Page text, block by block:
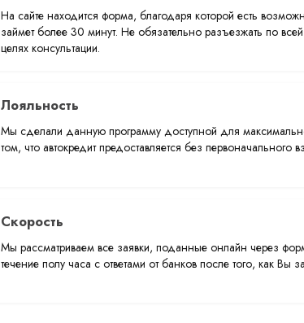
На сайте находится форма, благодаря которой есть
займет более 30 минут. Не обязательно разъезжать по
целях консультации.
Лояльность
Мы сделали данную программу доступной для
том, что автокредит предоставляется без первоначального
Скорость
Мы рассматриваем все заявки, поданные онлайн через
течение полу часа с ответами от банков после того, как Вы